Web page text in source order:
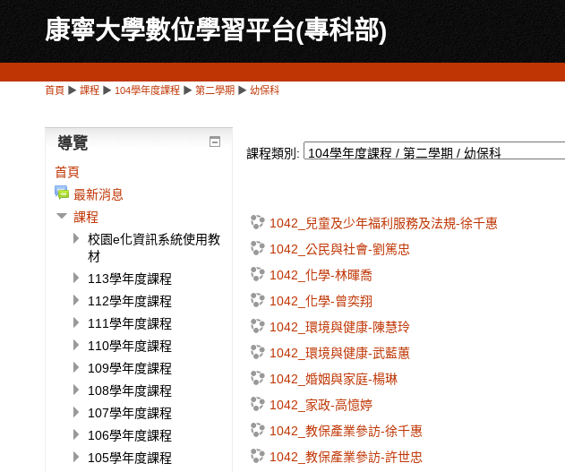
康寧大學數位學習平台(專科部)
首頁 ▶ 課程 ▶ 104學年度課程 ▶ 第二學期 ▶ 幼保科
課程類別:
1042_兒童及少年福利服務及法規-徐千惠
1042_公民與社會-劉篤忠
1042_化學-林暉喬
1042_化學-曾奕翔
1042_環境與健康-陳慧玲
1042_環境與健康-武藍蕙
1042_婚姻與家庭-楊琳
1042_家政-高憶婷
1042_教保產業參訪-徐千惠
1042_教保產業參訪-許世忠
導覽
首頁
最新消息
課程
校園e化資訊系統使用教
材
113學年度課程
112學年度課程
111學年度課程
110學年度課程
109學年度課程
108學年度課程
107學年度課程
106學年度課程
105學年度課程